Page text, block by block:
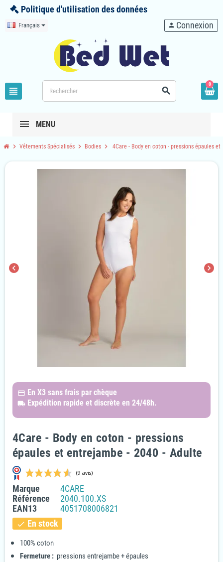
Politique d'utilisation des données
Français
view_headline search
person Connexion
0
MENU
chevron_right Vêtements Spécialisés chevron_right Bodies chevron_right 4Care - Body en coton - pressions épaules
chevron_left chevron_right
paymentsEn X3 sans frais par chèque
local_shipping Expédition rapide et discrète en 24/48h.
4Care - Body en coton - pressions
épaules et entrejambe - 2040 - Adulte
(9 avis)
Marque
4CARE
Référence
2040.100.XS
EAN13
4051708006821
check En stock
100% coton
Fermeture : pressions entrejambe + épaules